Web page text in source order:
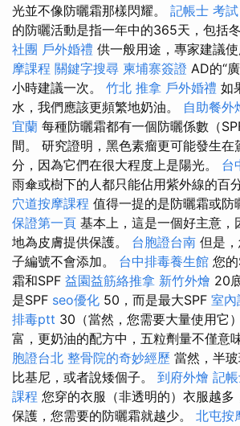
光並不像防曬霜那樣閃耀。 記帳士 考
的防曬活動是指一年中的365天，包括
社團 戶外婚禮 供一般用途，專家建議
摩課程 關鍵字搜尋 柬埔寨簽證 AD的“
小時建議一次。 竹北 推拿 戶外婚禮 如
水，我們應該更頻繁地奶油。 自助餐外
宜蘭 每種防曬霜都有一個防曬係數（
間。 研究證明，黑色素瘤更可能發生在
分，因為它們在很大程度上是陽光。 台
雨傘或樹下的人都只能佔用紫外線的百
穴道按摩課程 值得一提的是防曬霜或防
保證第一頁 基本上，這是一個好主意，
地為皮膚提供保護。 台胞證台南 但是
子編號不會添加。 台中排毒養生館 您
霜和SPF 益園益筋絡推拿 新竹外燴 20
是SPF seo優化 50，而是最大SPF 室內
排毒ptt 30（當然，您需要大量使用它
富，更奶油的配方中，五粒劑量不僅意
胞證台北 整骨院的奇妙經歷 當然，半
比基尼，或者說矮個子。 到府外燴 記
課程 您穿的衣服（非透明的）衣服越多
保護，您需要的防曬霜就越少。 北屯按